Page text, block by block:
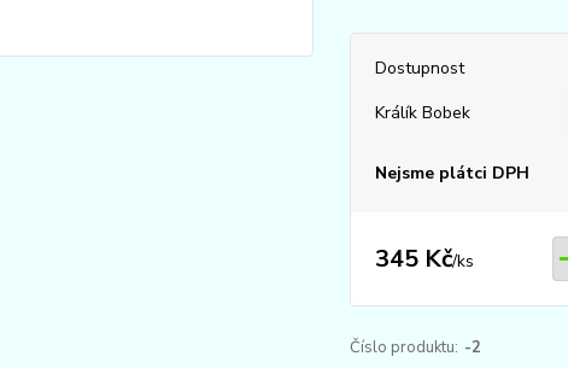
Dostupnost
Králík Bobek
Nejsme plátci DPH
345 Kč/ks
Číslo produktu: -2